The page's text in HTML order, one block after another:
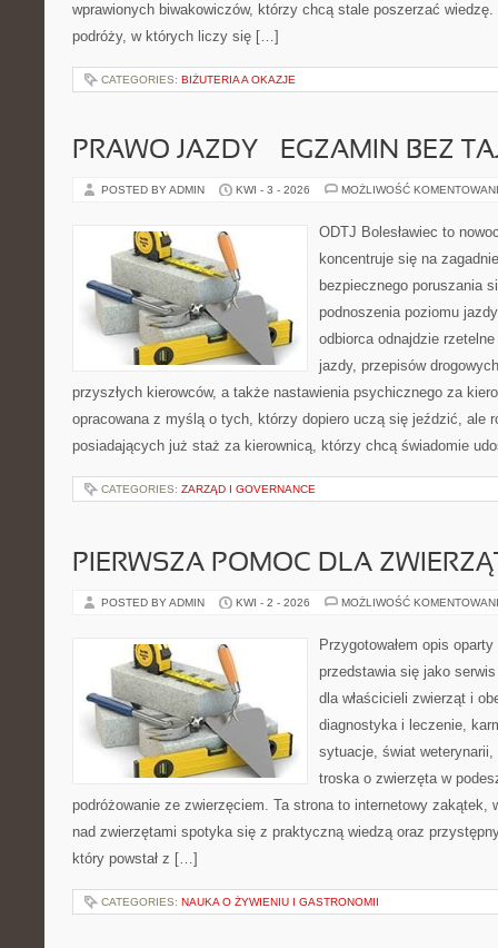
wprawionych biwakowiczów, którzy chcą stale poszerzać wiedzę.
podróży, w których liczy się […]
CATEGORIES: BIŻUTERIA A OKAZJE
PRAWO JAZDY – EGZAMIN BEZ
POSTED BY ADMIN KWI - 3 - 2026 MOŻLIWOŚĆ
ODTJ Bolesławiec to
koncentruje się na
bezpiecznego poruszania
podnoszenia poziomu
odbiorca odnajdzie
jazdy, przepisów
przyszłych kierowców, a także nastawienia psychicznego za
opracowana z myślą o tych, którzy dopiero uczą się jeździć, ale
posiadających już staż za kierownicą, którzy chcą świadomie
CATEGORIES: ZARZĄD I GOVERNANCE
PIERWSZA POMOC DLA
POSTED BY ADMIN KWI - 2 - 2026 MOŻLIWOŚĆ
Przygotowałem opis
przedstawia się jako
dla właścicieli zwierząt i
diagnostyka i leczenie,
sytuacje, świat
troska o zwierzęta w
podróżowanie ze zwierzęciem. Ta strona to internetowy zakątek,
nad zwierzętami spotyka się z praktyczną wiedzą oraz
który powstał z […]
CATEGORIES: NAUKA O ŻYWIENIU I GASTRONOMII